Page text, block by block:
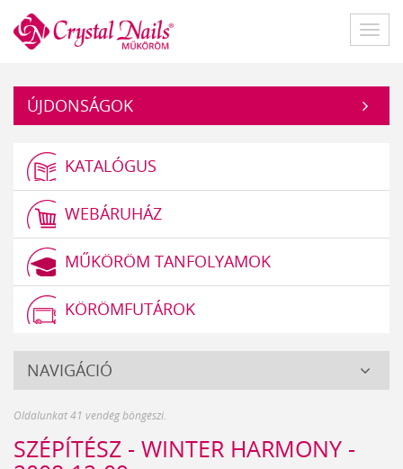
Műköröm
ÚJDONSÁGOK
KATALÓGUS
WEBÁRUHÁZ
MŰKÖRÖM TANFOLYAMOK
KÖRÖMFUTÁROK
Crystal
NAVIGÁCIÓ
Oldalunkat 41 vendég böngészi.
SZÉPÍTÉSZ - WINTER HARMONY -